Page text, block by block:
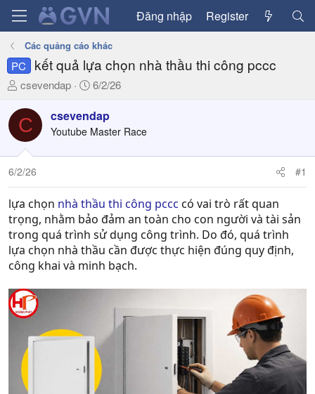
Đăng nhập Register
Các quảng cáo khác
PC kết quả lựa chọn nhà thầu thi công pccc
T
r
e
a
d
s
t
a
r
t
e
r
csevendap
N
à
y
ử
6/2/26
C csevendap
Youtube Master Race
6/2/26 #1
lựa chọn nhà thầu thi công pccc có vai trò rất quan
trọng, nhằm bảo đảm an toàn cho con người và tài sản
trong quá trình sử dụng công trình. Do đó, quá trình
lựa chọn nhà thầu cần được thực hiện đúng quy định,
công khai và minh bạch.